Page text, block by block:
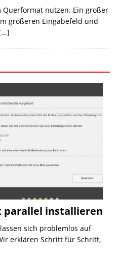
Querformat nutzen. Ein großer
größeren Eingabefeld und
parallel installieren
sich problemlos auf
erklären Schritt für Schritt,